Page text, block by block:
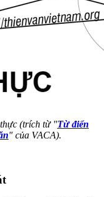
(trích từ "Từ điển
" của VACA).